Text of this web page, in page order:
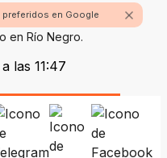
preferidos en Google
en Río Negro.
las 11:47